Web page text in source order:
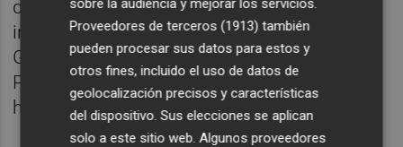
dirigente habría quedado en una posición
inmejorable para regresar al Palau de la
Generalitat si, en lugar de poner rumbo a
París comoembajador ante la OCDE
hubiera mantenido al mando en el PSPV.
sobre la audiencia y mejorar los servicios.
Proveedores de terceros (1913) también
pueden procesar sus datos para estos y
otros fines, incluido el uso de datos de
geolocalización precisos y características
del dispositivo. Sus elecciones se aplican
solo a este sitio web. Algunos proveedores